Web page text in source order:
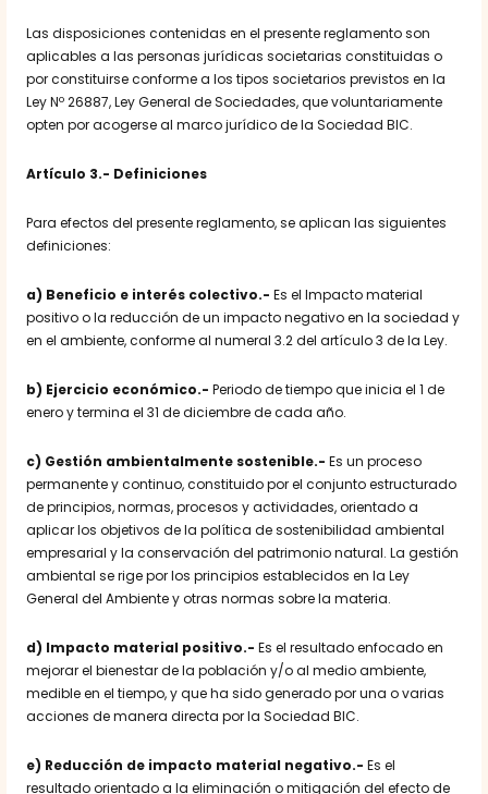
Las disposiciones contenidas en el presente reglamento son
aplicables a las personas jurídicas societarias constituidas o
por constituirse conforme a los tipos societarios previstos en la
Ley Nº 26887, Ley General de Sociedades, que voluntariamente
opten por acogerse al marco jurídico de la Sociedad BIC.
Artículo 3.- Definiciones
Para efectos del presente reglamento, se aplican las siguientes
definiciones:
a) Beneficio e interés colectivo.- Es el Impacto material
positivo o la reducción de un impacto negativo en la sociedad y
en el ambiente, conforme al numeral 3.2 del artículo 3 de la Ley.
b) Ejercicio económico.- Periodo de tiempo que inicia el 1 de
enero y termina el 31 de diciembre de cada año.
c) Gestión ambientalmente sostenible.- Es un proceso
permanente y continuo, constituido por el conjunto estructurado
de principios, normas, procesos y actividades, orientado a
aplicar los objetivos de la política de sostenibilidad ambiental
empresarial y la conservación del patrimonio natural. La gestión
ambiental se rige por los principios establecidos en la Ley
General del Ambiente y otras normas sobre la materia.
d) Impacto material positivo.- Es el resultado enfocado en
mejorar el bienestar de la población y/o al medio ambiente,
medible en el tiempo, y que ha sido generado por una o varias
acciones de manera directa por la Sociedad BIC.
e) Reducción de impacto material negativo.- Es el
resultado orientado a la eliminación o mitigación del efecto de